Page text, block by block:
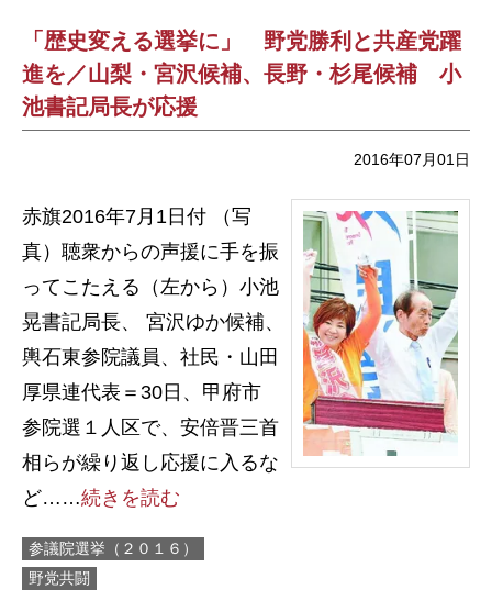
「歴史変える選挙に」 野党勝利と共産党躍
進を／山梨・宮沢候補、長野・杉尾候補 小
池書記局長が応援
2016年07月01日
赤旗2016年7月1日付 （写
真）聴衆からの声援に手を振
ってこたえる（左から）小池
晃書記局長、 宮沢ゆか候補、
輿石東参院議員、社民・山田
厚県連代表＝30日、甲府市
参院選１人区で、安倍晋三首
相らが繰り返し応援に入るな
ど……続きを読む
参議院選挙（２０１６）
野党共闘